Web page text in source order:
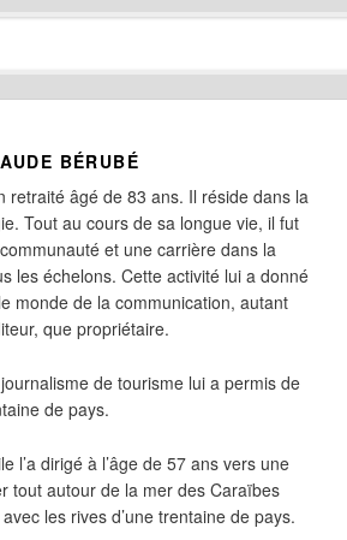
BÉRUBÉ
retraité âgé de 83 ans. Il réside dans la
Tout au cours de sa longue vie, il fut
et une carrière dans la
les échelons. Cette activité lui a donné
monde de la communication, autant
que propriétaire.
de tourisme lui a permis de
de pays.
l’a dirigé à l’âge de 57 ans vers une
tout autour de la mer des Caraïbes
les rives d’une trentaine de pays.